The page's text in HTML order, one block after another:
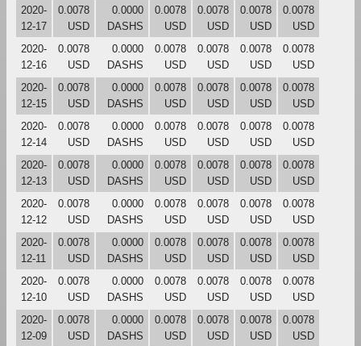
2020-
12-17
0.0078
USD
0.0000
DASHS
0.0078
USD
0.0078
USD
0.0078
USD
0.0078
USD
2020-
12-16
0.0078
USD
0.0000
DASHS
0.0078
USD
0.0078
USD
0.0078
USD
0.0078
USD
2020-
12-15
0.0078
USD
0.0000
DASHS
0.0078
USD
0.0078
USD
0.0078
USD
0.0078
USD
2020-
12-14
0.0078
USD
0.0000
DASHS
0.0078
USD
0.0078
USD
0.0078
USD
0.0078
USD
2020-
12-13
0.0078
USD
0.0000
DASHS
0.0078
USD
0.0078
USD
0.0078
USD
0.0078
USD
2020-
12-12
0.0078
USD
0.0000
DASHS
0.0078
USD
0.0078
USD
0.0078
USD
0.0078
USD
2020-
12-11
0.0078
USD
0.0000
DASHS
0.0078
USD
0.0078
USD
0.0078
USD
0.0078
USD
2020-
12-10
0.0078
USD
0.0000
DASHS
0.0078
USD
0.0078
USD
0.0078
USD
0.0078
USD
2020-
12-09
0.0078
USD
0.0000
DASHS
0.0078
USD
0.0078
USD
0.0078
USD
0.0078
USD